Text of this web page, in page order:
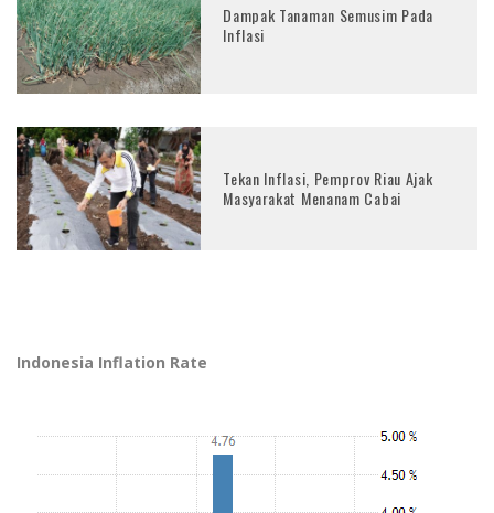
Dampak Tanaman Semusim Pada
Inflasi
Tekan Inflasi, Pemprov Riau Ajak
Masyarakat Menanam Cabai
Indonesia Inflation Rate